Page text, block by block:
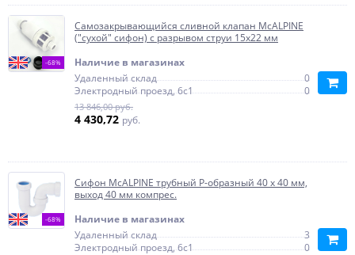
-68%
Самозакрывающийся сливной клапан McALPINE
("сухой" сифон) с разрывом струи 15х22 мм
Наличие в магазинах
Удаленный склад
0
Электродный проезд, 6с1
0
13 846,00 руб.
4 430,72 руб.
-68%
Сифон McALPINE трубный P-образный 40 х 40 мм,
выход 40 мм компрес.
Наличие в магазинах
Удаленный склад
3
Электродный проезд, 6с1
0